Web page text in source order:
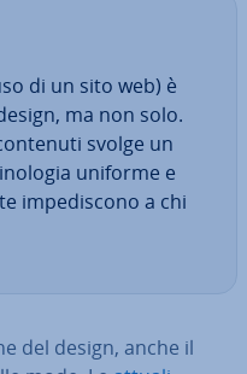
di un sito web) è
ma non solo.
svolge un
uniforme e
im­pe­di­sco­no a chi
del design, anche il